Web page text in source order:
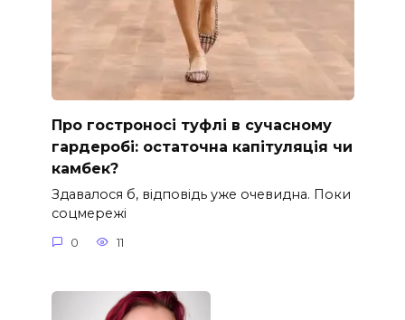
Про гостроносі туфлі в сучасному
гардеробі: остаточна капітуляція чи
камбек?
Здавалося б, відповідь уже очевидна. Поки
соцмережі
0 11